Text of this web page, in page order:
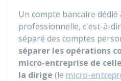
Un compte bancaire dédié
professionnelle, c'est-à-
séparé des comptes
séparer les opérations
micro-entreprise de
la dirige (le micro-